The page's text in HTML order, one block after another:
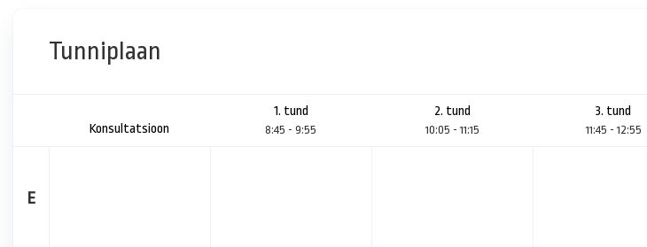
Tunniplaan
Konsultatsioon
1. tund
8:45 - 9:55
2. tund
10:05 - 11:15
3. tund
11:45 - 12:55
E